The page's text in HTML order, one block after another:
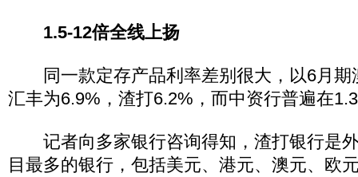
1.5-12倍全线上扬
同一款定存产品利率差别很大，以6月期
汇丰为6.9%，渣打6.2%，而中资行普遍在
记者向多家银行咨询得知，渣打银行是
目最多的银行，包括美元、港元、澳元、欧